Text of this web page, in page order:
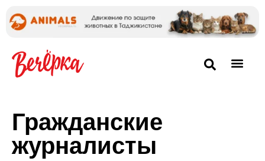
Гражданские
журналисты